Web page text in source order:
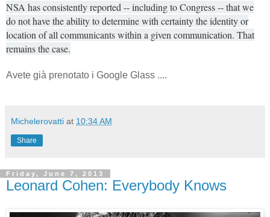
NSA has consistently reported -- including to Congress -- that we
do not have the ability to determine with certainty the identity or
location of all communicants within a given communication. That
remains the case.
Avete già prenotato i Google Glass ....
Michelerovatti at 10:34 AM
Share
Friday, June 7, 2013
Leonard Cohen: Everybody Knows